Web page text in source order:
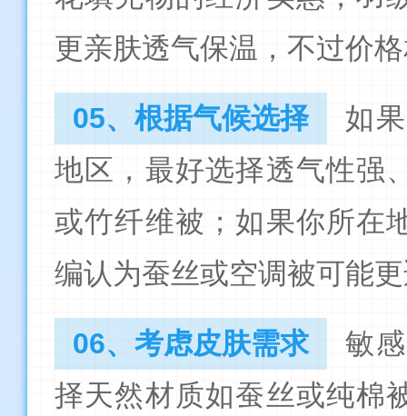
更亲肤透气保温，不过价
05、根据气候选择
如
地区，最好选择透气性强
或竹纤维被；如果你所在
编认为蚕丝或空调被可能
06、考虑皮肤需求
敏
择天然材质如蚕丝或纯棉